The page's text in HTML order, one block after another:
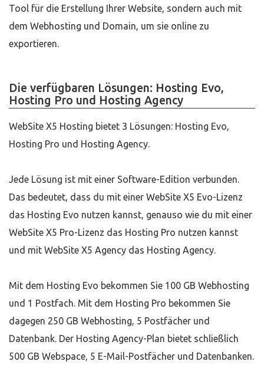
Tool für die Erstellung Ihrer Website, sondern auch mit
dem Webhosting und Domain, um sie online zu
exportieren.
Die verfügbaren Lösungen: Hosting Evo,
Hosting Pro und Hosting Agency
WebSite X5 Hosting bietet 3 Lösungen: Hosting Evo,
Hosting Pro und Hosting Agency.
Jede Lösung ist mit einer Software-Edition verbunden.
Das bedeutet, dass du mit einer WebSite X5 Evo-Lizenz
das Hosting Evo nutzen kannst, genauso wie du mit einer
WebSite X5 Pro-Lizenz das Hosting Pro nutzen kannst
und mit WebSite X5 Agency das Hosting Agency.
Mit dem Hosting Evo bekommen Sie 100 GB Webhosting
und 1 Postfach. Mit dem Hosting Pro bekommen Sie
dagegen 250 GB Webhosting, 5 Postfächer und
Datenbank. Der Hosting Agency-Plan bietet schließlich
500 GB Webspace, 5 E-Mail-Postfächer und Datenbanken.